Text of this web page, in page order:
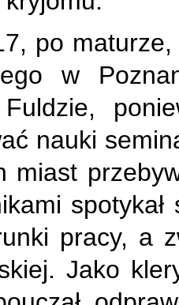
po maturze,
w
nauki
miast
pracy, a
Jako